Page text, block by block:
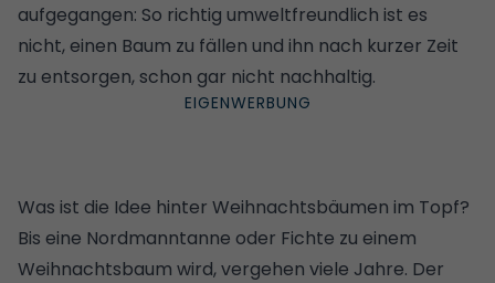
aufgegangen: So richtig umweltfreundlich ist es
nicht, einen Baum zu fällen und ihn nach kurzer Zeit
zu entsorgen, schon gar nicht nachhaltig.
Was ist die Idee hinter Weihnachtsbäumen im Topf?
Bis eine Nordmanntanne oder Fichte zu einem
Weihnachtsbaum wird, vergehen viele Jahre. Der